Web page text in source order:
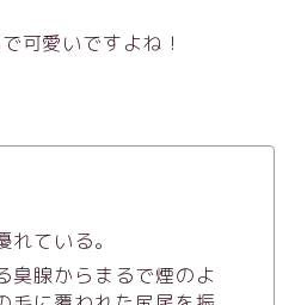
可愛いですよね！
ている。
臭腺からまるで煙のよ